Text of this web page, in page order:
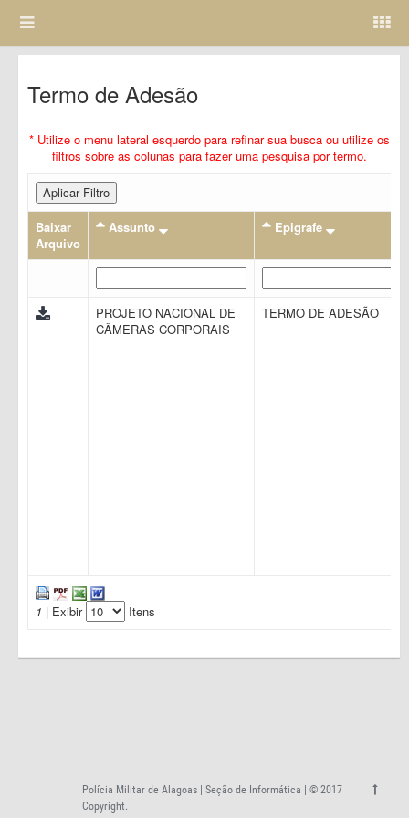
Termo de Adesão
* Utilize o menu lateral esquerdo para refinar sua busca ou utilize os
filtros sobre as colunas para fazer uma pesquisa por termo.
Aplicar Filtro
Baixar
Arquivo
Assunto Epigrafe
PROJETO NACIONAL DE
CÂMERAS CORPORAIS
TERMO DE ADESÃO
1 | Exibir Itens
Polícia Militar de Alagoas | Seção de Informática | © 2017
Copyright.